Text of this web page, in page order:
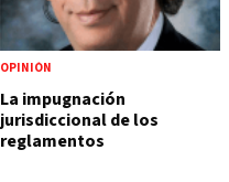
OPINIÓN
La impugnación
jurisdiccional de los
reglamentos